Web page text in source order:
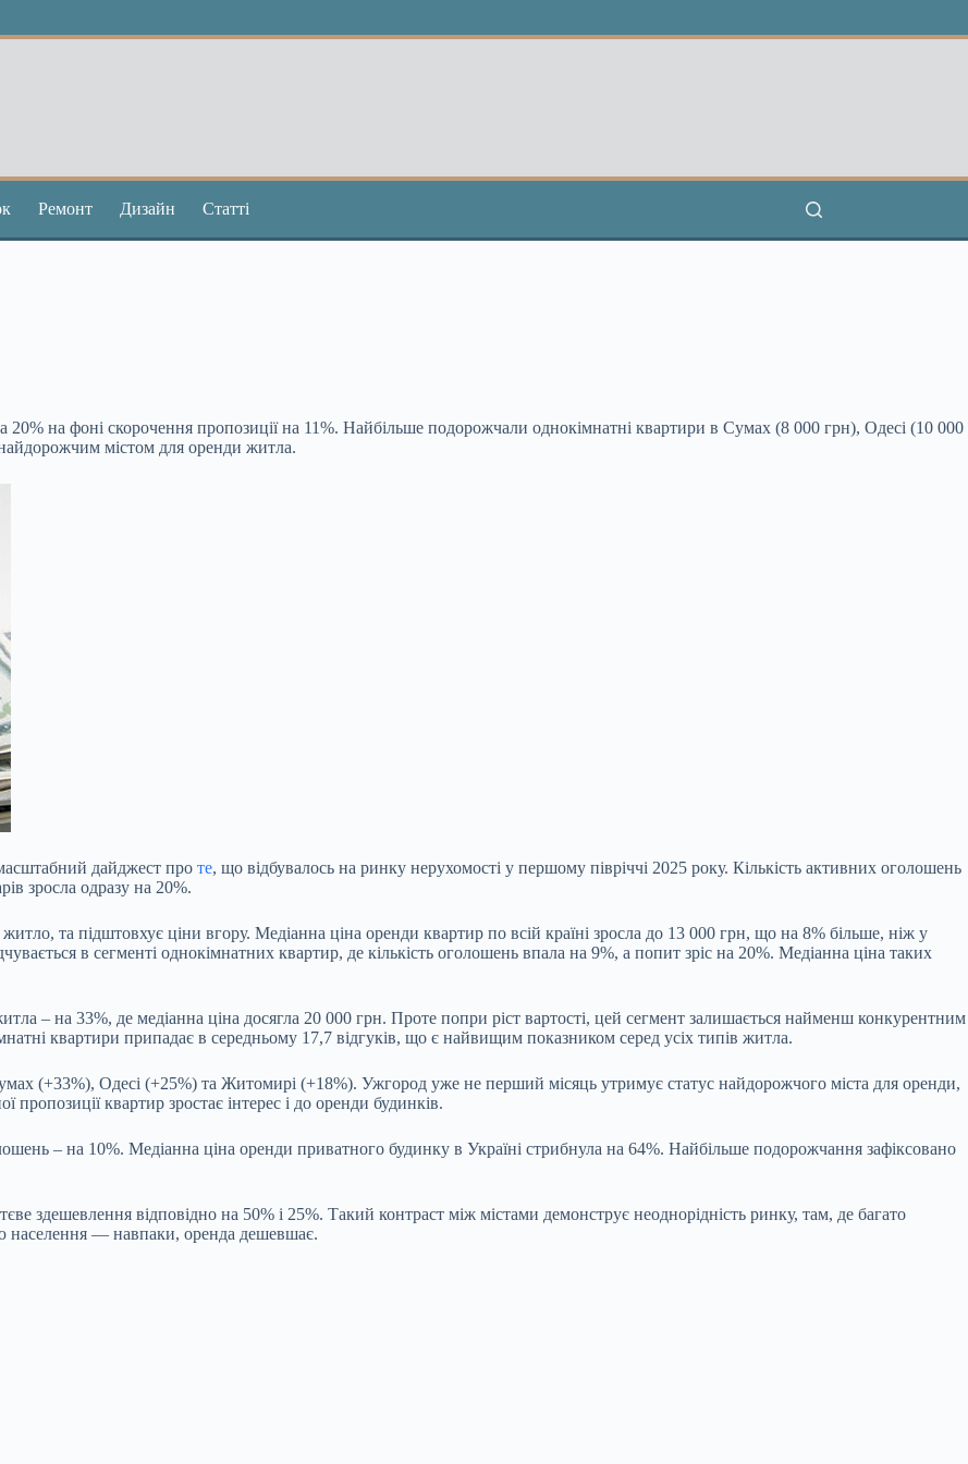
Ремонт Дизайн Статті
на фоні скорочення пропозиції на 11%. Найбільше подорожчали однокімнатні квартири в Сумах (8 000 грн), Одесі (10 000
містом для оренди житла.
дайджест про те, що відбувалось на ринку нерухомості у першому півріччі 2025 року. Кількість активних оголошень
зросла одразу на 20%.
та підштовхує ціни вгору. Медіанна ціна оренди квартир по всій країні зросла до 13 000 грн, що на 8% більше, ніж у
в сегменті однокімнатних квартир, де кількість оголошень впала на 9%, а попит зріс на 20%. Медіанна ціна таких
– на 33%, де медіанна ціна досягла 20 000 грн. Проте попри ріст вартості, цей сегмент залишається найменш конкурентним
квартири припадає в середньому 17,7 відгуків, що є найвищим показником серед усіх типів житла.
(+33%), Одесі (+25%) та Житомирі (+18%). Ужгород уже не перший місяць утримує статус найдорожчого міста для оренди,
пропозиції квартир зростає інтерес і до оренди будинків.
– на 10%. Медіанна ціна оренди приватного будинку в Україні стрибнула на 64%. Найбільше подорожчання зафіксовано
здешевлення відповідно на 50% і 25%. Такий контраст між містами демонструє неоднорідність ринку, там, де багато
населення — навпаки, оренда дешевшає.